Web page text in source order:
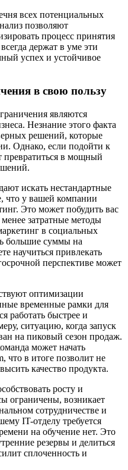
всех потенциальных
позволяют
процесс принятия
держат в уме эти
успех и устойчивое
в свою пользу
являются
Незнание этого факта
решений, которые
Однако, если подойти к
превратиться в мощный
искать нестандартные
что у вашей компании
Это может побудить вас
затратные методы
в социальных
большие суммы на
научиться привлекать
перспективе может
оптимизации
временные рамки для
работать быстрее и
ситуацию, когда запуск
на пиковый сезон продаж.
может начать
что в итоге позволит не
качество продукта.
росту и
ограничены, возникает
сотрудничестве и
IT-отделу требуется
на обучение нет. Это
резервы и делиться
сплоченность и